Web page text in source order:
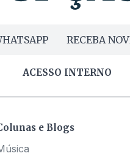
RECEBA
ACESSO INTERNO
e Blogs